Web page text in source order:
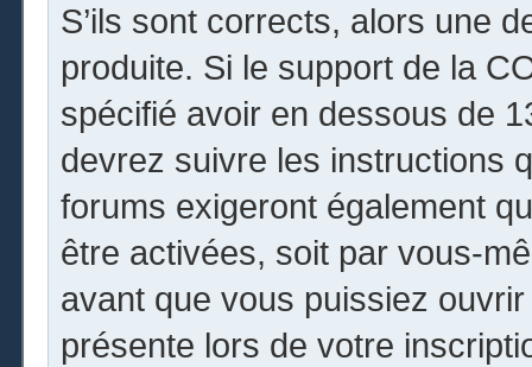
S’ils sont corrects, alors une
produite. Si le support de la
spécifié avoir en dessous de
devrez suivre les instructions
forums exigeront également
être activées, soit par vous-
avant que vous puissiez
présente lors de votre